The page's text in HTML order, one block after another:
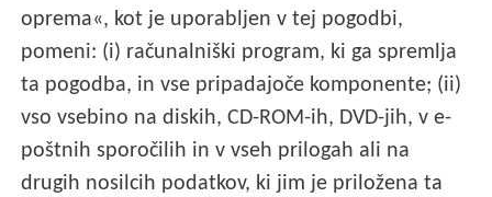
oprema«, kot je uporabljen v tej pogodbi,
pomeni: (i) računalniški program, ki ga spremlja
ta pogodba, in vse pripadajoče komponente; (ii)
vso vsebino na diskih, CD-ROM-ih, DVD-jih, v e-
poštnih sporočilih in v vseh prilogah ali na
drugih nosilcih podatkov, ki jim je priložena ta